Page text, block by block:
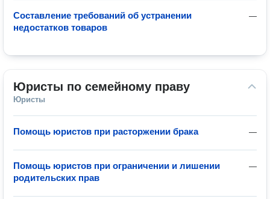
—
Составление требований об устранении
недостатков товаров
Юристы по семейному праву
Юристы
—
Помощь юристов при расторжении брака
—
Помощь юристов при ограничении и лишении
родительских прав